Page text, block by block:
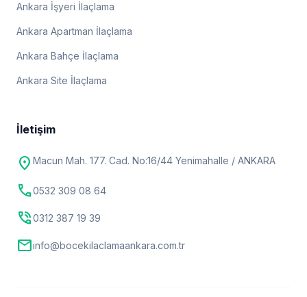
Ankara İşyeri İlaçlama
Ankara Apartman İlaçlama
Ankara Bahçe İlaçlama
Ankara Site İlaçlama
İletişim
location_on Macun Mah. 177. Cad. No:16/44 Yenimahalle / ANKARA
call0532 309 08 64
phone_in_talk0312 387 19 39
mailinfo@bocekilaclamaankara.com.tr